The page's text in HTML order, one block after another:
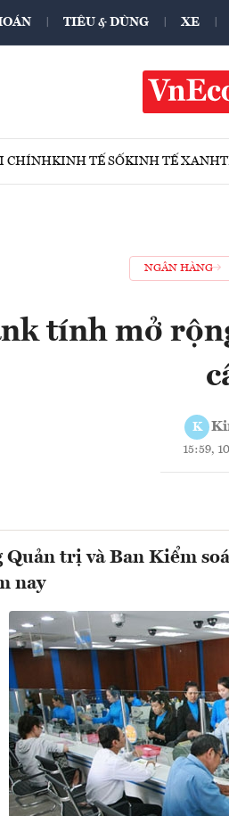
TIÊU & DÙNG XE
CHÍNHKINH TẾ SỐKINH TẾ XANH
NGÂN HÀNG
tính mở
K
15:59,
trị và Ban Kiểm
nay